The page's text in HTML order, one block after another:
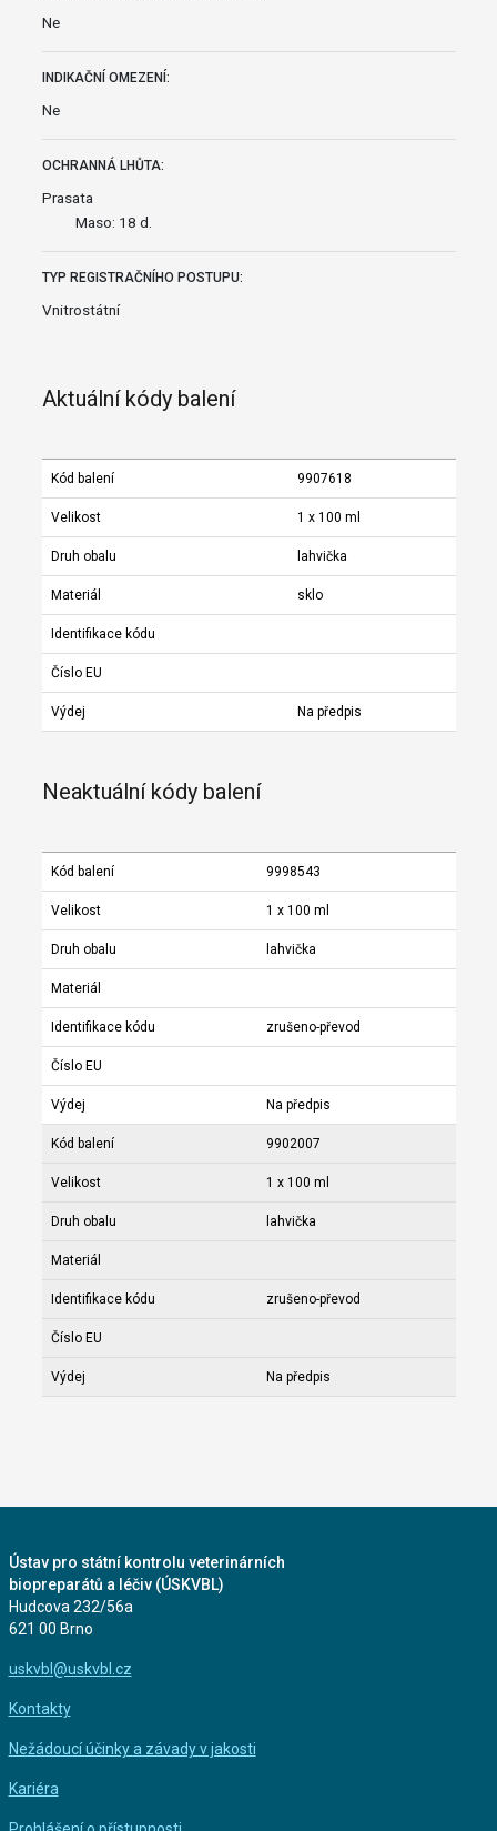
Ne
INDIKAČNÍ OMEZENÍ:
Ne
OCHRANNÁ LHŮTA:
Prasata
Maso: 18 d.
TYP REGISTRAČNÍHO POSTUPU:
Vnitrostátní
Aktuální kódy balení
Kód balení 9907618
Velikost 1 x 100 ml
Druh obalu lahvička
Materiál sklo
Identifikace kódu
Číslo EU
Výdej Na předpis
Neaktuální kódy balení
Kód balení 9998543
Velikost 1 x 100 ml
Druh obalu lahvička
Materiál
Identifikace kódu zrušeno-převod
Číslo EU
Výdej Na předpis
Kód balení 9902007
Velikost 1 x 100 ml
Druh obalu lahvička
Materiál
Identifikace kódu zrušeno-převod
Číslo EU
Výdej Na předpis
Ústav pro státní kontrolu veterinárních
biopreparátů a léčiv (ÚSKVBL)
Hudcova 232/56a
621 00 Brno
uskvbl@uskvbl.cz
Kontakty
Nežádoucí účinky a závady v jakosti
Kariéra